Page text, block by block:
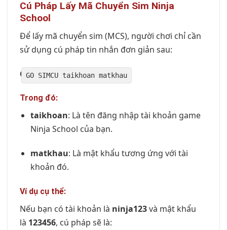
Cú Pháp Lấy Mã Chuyển Sim Ninja
School
Để lấy mã chuyển sim (MCS), người chơi chỉ cần
sử dụng cú pháp tin nhắn đơn giản sau:
GO SIMCU taikhoan matkhau
Gửi đến tổng đài 6020
Trong đó:
taikhoan: Là tên đăng nhập tài khoản game
Ninja School của bạn.
matkhau: Là mật khẩu tương ứng với tài
khoản đó.
Ví dụ cụ thể:
Nếu bạn có tài khoản là ninja123và mật khẩu
là 123456, cú pháp sẽ là: